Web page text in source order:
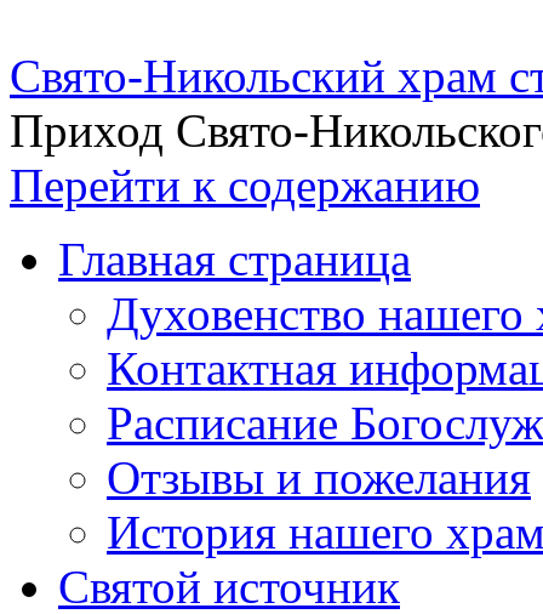
Свято-Никольский храм
Приход Свято-
Перейти к содержанию
Главная страница
Духовенство нашего
Контактная
Расписание
Отзывы и пожелания
История нашего
Святой источник